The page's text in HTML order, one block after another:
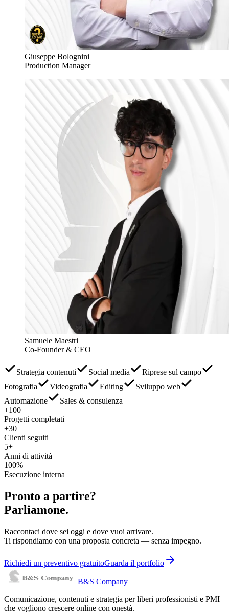
Giuseppe Bolognini
Production Manager
Samuele Maestri
Co-Founder & CEO
Strategia contenuti Social media
Riprese sul campo
Fotografia
Videografia Editing
Sviluppo web
Automazione
Sales & consulenza
+100
Progetti completati
+30
Clienti seguiti
5+
Anni di attività
100%
Esecuzione interna
Pronto a partire?
Parliamone.
Raccontaci dove sei oggi e dove vuoi arrivare.
Ti rispondiamo con una proposta concreta — senza impegno.
Richiedi un preventivo gratuitoGuarda il portfolio
B&S Company
Comunicazione, contenuti e strategia per liberi professionisti e PMI
che vogliono crescere online con onestà.